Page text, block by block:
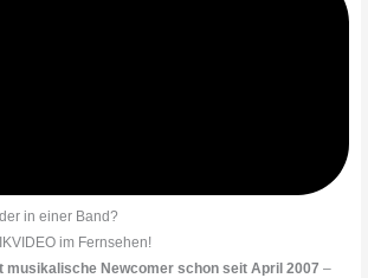
in einer Band?
im Fernsehen!
musikalische Newcomer schon seit April 2007 –